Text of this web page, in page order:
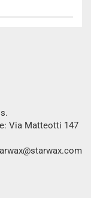
Via Matteotti 147